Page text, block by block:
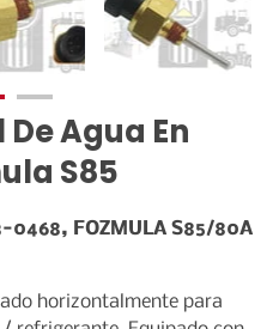
Agua En
S85
0468, FOZMULA S85/80A
horizontalmente para